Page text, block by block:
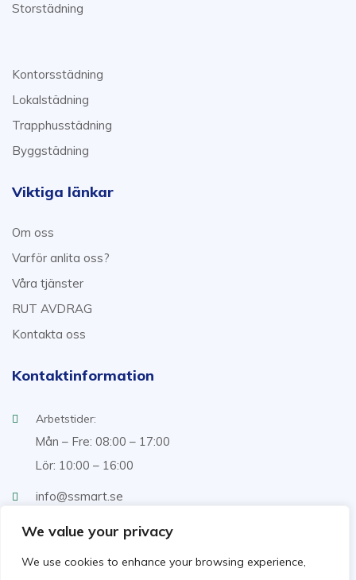
We value your privacy
We use cookies to enhance your browsing experience,
Storstädning
Kontorsstädning
Lokalstädning
Trapphusstädning
Byggstädning
Viktiga länkar
Om oss
Varför anlita oss?
Våra tjänster
RUT AVDRAG
Kontakta oss
Kontaktinformation
Arbetstider:
Mån – Fre: 08:00 – 17:00
Lör: 10:00 – 16:00
info@ssmart.se
+46707322222